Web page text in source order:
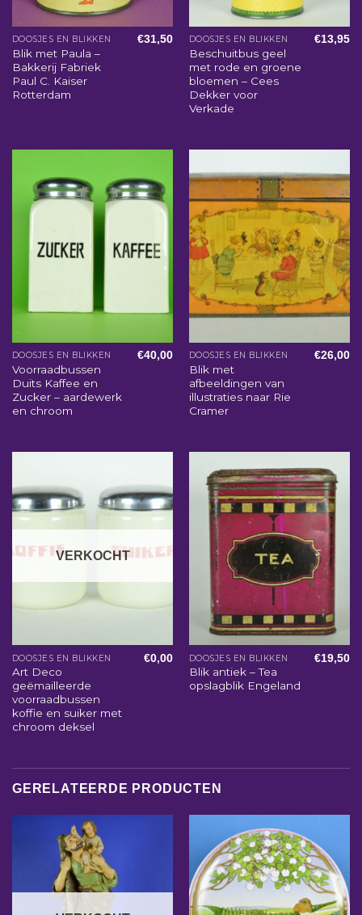
DOOSJES EN BLIKKEN
Blik met Paula –
Bakkerij Fabriek
Paul C. Kaiser
Rotterdam
€31,50 DOOSJES EN BLIKKEN
Beschuitbus geel
met rode en groene
bloemen – Cees
Dekker voor
Verkade
€13,95
DOOSJES EN BLIKKEN
Voorraadbussen
Duits Kaffee en
Zucker – aardewerk
en chroom
€40,00 DOOSJES EN BLIKKEN
Blik met
afbeeldingen van
illustraties naar Rie
Cramer
€26,00
VERKOCHT
DOOSJES EN BLIKKEN
Art Deco
geëmailleerde
voorraadbussen
koffie en suiker met
chroom deksel
€0,00 DOOSJES EN BLIKKEN
Blik antiek – Tea
opslagblik Engeland
€19,50
GERELATEERDE PRODUCTEN